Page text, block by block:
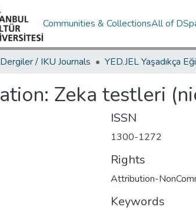
Communities & CollectionsAll of
/ IKU Journals
Zeka testleri
ISSN
1300-1272
Rights
Attribution-
Keywords